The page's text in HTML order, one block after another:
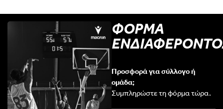
ΦΟΡΜΑ
Προσφορά για σύλλογο ή
ομάδα;
Συμπληρώστε τη φόρμα τώρα.